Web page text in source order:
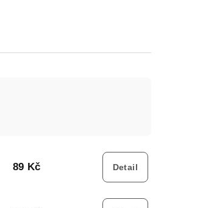
89 Kč Detail